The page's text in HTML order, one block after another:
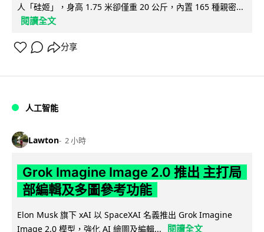
人「硅姬」，身高 1.75 米卻僅重 20 公斤，內置 165 種親密...
閱讀全文
分享
人工智能
Lawton 2 小時
Grok Imagine Image 2.0 推出 主打局
部編輯及多圖參考功能
Elon Musk 旗下 xAI 以 SpaceXAI 名義推出 Grok Imagine
Image 2.0 模型，強化 AI 繪圖及編輯...
閱讀全文